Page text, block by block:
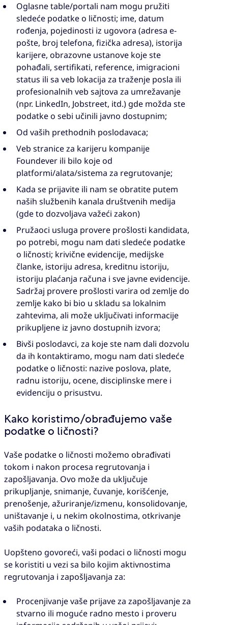
Oglasne table/portali nam mogu pružiti
sledeće podatke o ličnosti; ime, datum
rođenja, pojedinosti iz ugovora (adresa e-
pošte, broj telefona, fizička adresa), istorija
karijere, obrazovne ustanove koje ste
pohađali, sertifikati, reference, imigracioni
status ili sa veb lokacija za traženje posla ili
profesionalnih veb sajtova za umrežavanje
(npr. LinkedIn, Jobstreet, itd.) gde možda ste
podatke o sebi učinili javno dostupnim;
Od vaših prethodnih poslodavaca;
Veb stranice za karijeru kompanije
Foundever ili bilo koje od
platformi/alata/sistema za regrutovanje;
Kada se prijavite ili nam se obratite putem
naših službenih kanala društvenih medija
(gde to dozvoljava važeći zakon)
Pružaoci usluga provere prošlosti kandidata,
po potrebi, mogu nam dati sledeće podatke
o ličnosti; krivične evidencije, medijske
članke, istoriju adresa, kreditnu istoriju,
istoriju plaćanja računa i sve javne evidencije.
Sadržaj provere prošlosti varira od zemlje do
zemlje kako bi bio u skladu sa lokalnim
zahtevima, ali može uključivati informacije
prikupljene iz javno dostupnih izvora;
Bivši poslodavci, za koje ste nam dali dozvolu
da ih kontaktiramo, mogu nam dati sledeće
podatke o ličnosti: nazive poslova, plate,
radnu istoriju, ocene, disciplinske mere i
evidenciju o prisustvu.
Kako koristimo/obrađujemo vaše
podatke o ličnosti?
Vaše podatke o ličnosti možemo obrađivati
tokom i nakon procesa regrutovanja i
zapošljavanja. Ovo može da uključuje
prikupljanje, snimanje, čuvanje, korišćenje,
prenošenje, ažuriranje/izmenu, konsolidovanje,
uništavanje i, u nekim okolnostima, otkrivanje
vaših podataka o ličnosti.
Uopšteno govoreći, vaši podaci o ličnosti mogu
se koristiti u vezi sa bilo kojim aktivnostima
regrutovanja i zapošljavanja za:
Procenjivanje vaše prijave za zapošljavanje za
stvarno ili moguće radno mesto i proveru